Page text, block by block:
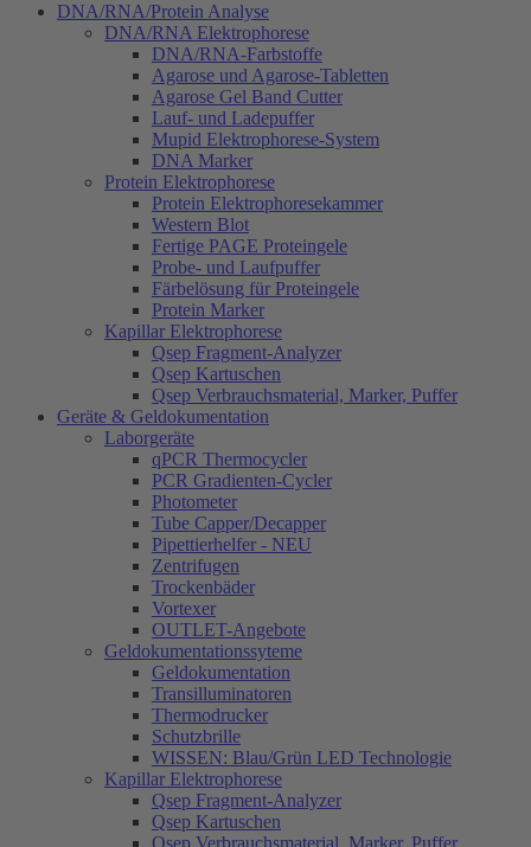
DNA/RNA/Protein Analyse
DNA/RNA Elektrophorese
DNA/RNA-Farbstoffe
Agarose und Agarose-Tabletten
Agarose Gel Band Cutter
Lauf- und Ladepuffer
Mupid Elektrophorese-System
DNA Marker
Protein Elektrophorese
Protein Elektrophoresekammer
Western Blot
Fertige PAGE Proteingele
Probe- und Laufpuffer
Färbelösung für Proteingele
Protein Marker
Kapillar Elektrophorese
Qsep Fragment-Analyzer
Qsep Kartuschen
Qsep Verbrauchsmaterial, Marker, Puffer
Geräte & Geldokumentation
Laborgeräte
qPCR Thermocycler
PCR Gradienten-Cycler
Photometer
Tube Capper/Decapper
Pipettierhelfer - NEU
Zentrifugen
Trockenbäder
Vortexer
OUTLET-Angebote
Geldokumentationssyteme
Geldokumentation
Transilluminatoren
Thermodrucker
Schutzbrille
WISSEN: Blau/Grün LED Technologie
Kapillar Elektrophorese
Qsep Fragment-Analyzer
Qsep Kartuschen
Qsep Verbrauchsmaterial, Marker, Puffer